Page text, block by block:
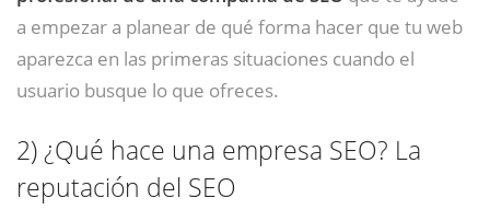
a empezar a planear de qué forma hacer que tu web
aparezca en las primeras situaciones cuando el
usuario busque lo que ofreces.
2)¿Qué hace una empresa SEO? La
reputación del SEO